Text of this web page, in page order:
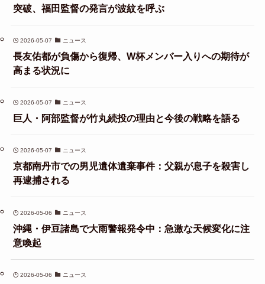
突破、福田監督の発言が波紋を呼ぶ
2026-05-07 ニュース
長友佑都が負傷から復帰、W杯メンバー入りへの期待が
高まる状況に
2026-05-07 ニュース
巨人・阿部監督が竹丸続投の理由と今後の戦略を語る
2026-05-07 ニュース
京都南丹市での男児遺体遺棄事件：父親が息子を殺害し
再逮捕される
2026-05-06 ニュース
沖縄・伊豆諸島で大雨警報発令中：急激な天候変化に注
意喚起
2026-05-06 ニュース